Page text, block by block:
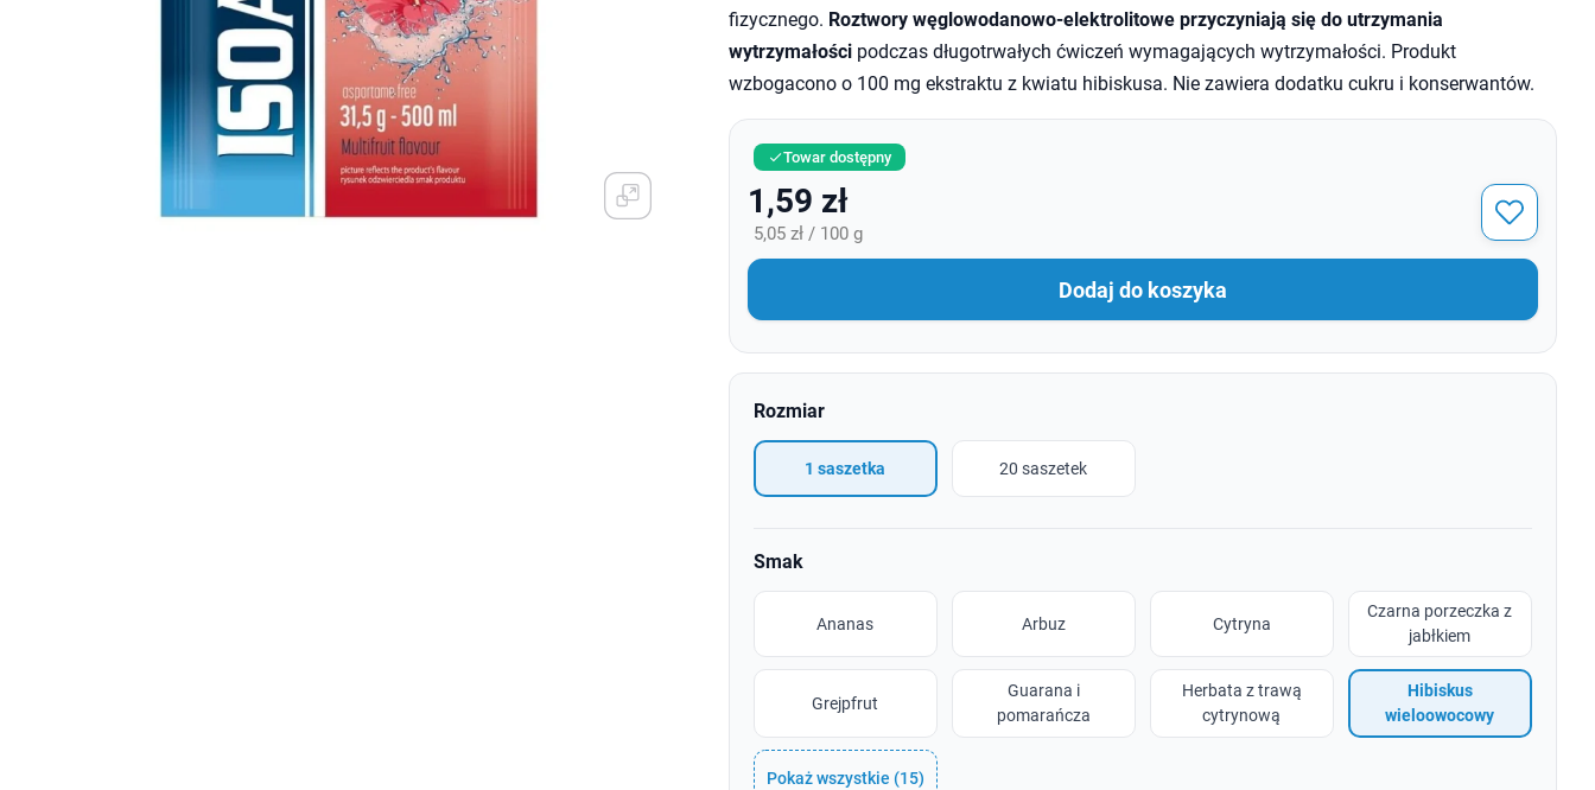
fizycznego. Roztwory węglowodanowo-elektrolitowe przyczyniają się do utrzymania
wytrzymałościpodczas długotrwałych ćwiczeń wymagających wytrzymałości. Produkt
wzbogacono o 100 mg ekstraktu z kwiatu hibiskusa. Nie zawiera dodatku cukru i konserwantów.
Towar dostępny
1,59 zł
5,05 zł / 100 g
Dodaj do koszyka
Rozmiar
1 saszetka 20 saszetek
Smak
Ananas Arbuz Cytryna
Czarna porzeczka z
jabłkiem
Grejpfrut
Guarana i
pomarańcza
Herbata z trawą
cytrynową
Hibiskus
wieloowocowy
Pokaż wszystkie (15)